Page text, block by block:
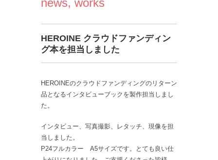
HEROINE クラウドファンディン
グ本を担当しました
HEROINEのクラウドファンディングのリターン
品となるインタビューブックを製作担当しまし
た。
インタビュー、写真撮影、レタッチ、現像を担
当しました。
P24フルカラー A5サイズです。とても良い仕